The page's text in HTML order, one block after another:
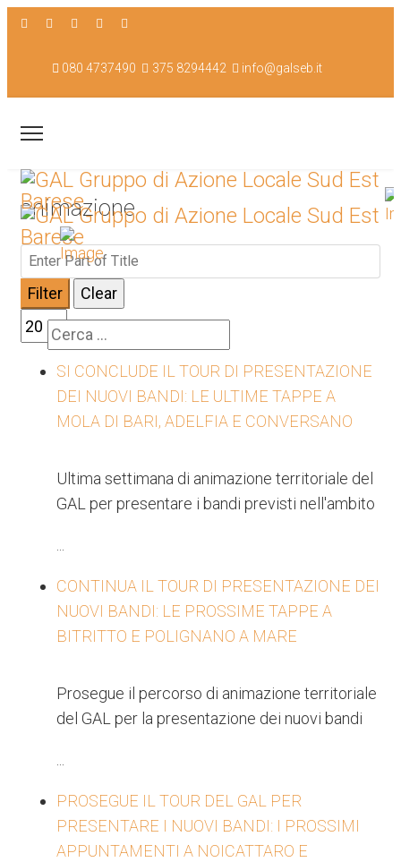
080 4737490 375 8294442 info@galseb.it
Cerca
animazione
Enter Part of Title
Filter
Clear
Display #
SI CONCLUDE IL TOUR DI PRESENTAZIONE
DEI NUOVI BANDI: LE ULTIME TAPPE A
MOLA DI BARI, ADELFIA E CONVERSANO
Ultima settimana di animazione territoriale del
GAL per presentare i bandi previsti nell'ambito
CONTINUA IL TOUR DI PRESENTAZIONE DEI
NUOVI BANDI: LE PROSSIME TAPPE A
BITRITTO E POLIGNANO A MARE
Prosegue il percorso di animazione territoriale
del GAL per la presentazione dei nuovi bandi
PROSEGUE IL TOUR DEL GAL PER
PRESENTARE I NUOVI BANDI: I PROSSIMI
APPUNTAMENTI A NOICATTARO E